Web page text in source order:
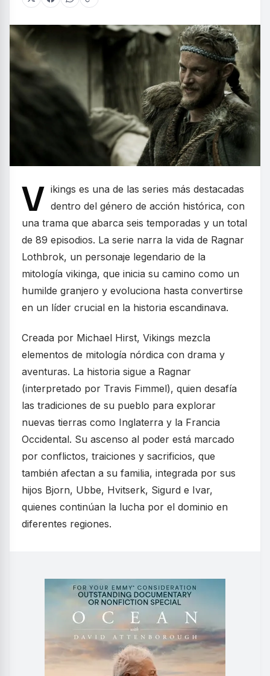
V ikings es una de las series más destacadas
dentro del género de acción histórica, con
una trama que abarca seis temporadas y un total
de 89 episodios. La serie narra la vida de Ragnar
Lothbrok, un personaje legendario de la
mitología vikinga, que inicia su camino como un
humilde granjero y evoluciona hasta convertirse
en un líder crucial en la historia escandinava.
Creada por Michael Hirst, Vikings mezcla
elementos de mitología nórdica con drama y
aventuras. La historia sigue a Ragnar
(interpretado por Travis Fimmel), quien desafía
las tradiciones de su pueblo para explorar
nuevas tierras como Inglaterra y la Francia
Occidental. Su ascenso al poder está marcado
por conflictos, traiciones y sacrificios, que
también afectan a su familia, integrada por sus
hijos Bjorn, Ubbe, Hvitserk, Sigurd e Ivar,
quienes continúan la lucha por el dominio en
diferentes regiones.